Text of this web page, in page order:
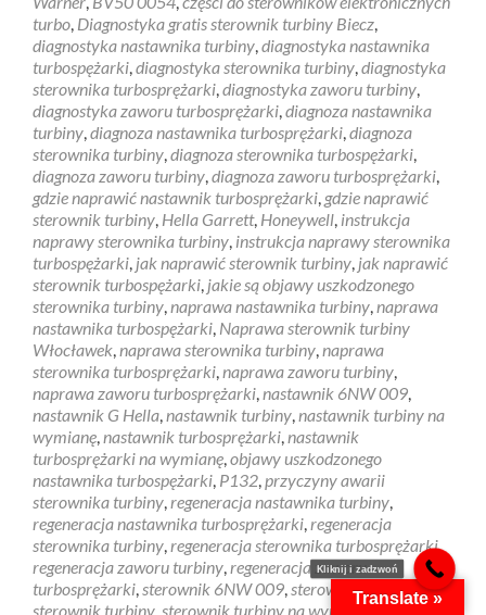
turbo, Diagnostyka gratis sterownik turbiny Biecz,
diagnostyka nastawnika turbiny,diagnostyka nastawnika
turbospężarki,diagnostyka sterownika turbiny,diagnostyka
sterownika turbosprężarki,diagnostyka zaworu turbiny,
diagnostyka zaworu turbosprężarki,diagnoza nastawnika
turbiny,diagnoza nastawnika turbosprężarki,diagnoza
sterownika turbiny,diagnoza sterownika turbospężarki,
diagnoza zaworu turbiny,diagnoza zaworu turbosprężarki,
gdzie naprawić nastawnik turbosprężarki, gdzie naprawić
sterownik turbiny, Hella Garrett, Honeywell, instrukcja
naprawy sterownika turbiny, instrukcja naprawy sterownika
turbospężarki, jak naprawić sterownik turbiny, jak naprawić
sterownik turbospężarki, jakie są objawy uszkodzonego
sterownika turbiny,naprawa nastawnika turbiny,naprawa
nastawnika turbospężarki, Naprawa sterownik turbiny
Włocławek,naprawa sterownika turbiny,naprawa
sterownika turbosprężarki,naprawa zaworu turbiny,
naprawa zaworu turbosprężarki,nastawnik 6NW 009,
nastawnik G Hella,nastawnik turbiny,nastawnik turbiny na
wymianę,nastawnik turbosprężarki,nastawnik
turbosprężarki na wymianę,objawy uszkodzonego
nastawnika turbospężarki, P132,przyczyny awarii
sterownika turbiny,regeneracja nastawnika turbiny,
regeneracja nastawnika turbosprężarki,regeneracja
sterownika turbiny,regeneracja sterownika turbosprężarki,
regeneracja zaworu turbiny,regeneracja zaworu
turbosprężarki,sterownik 6NW 009,sterownik G Hella,
sterownik turbiny sterownik turbiny na wymiane,sterownik
Translate »
Kliknij i zadzwoń